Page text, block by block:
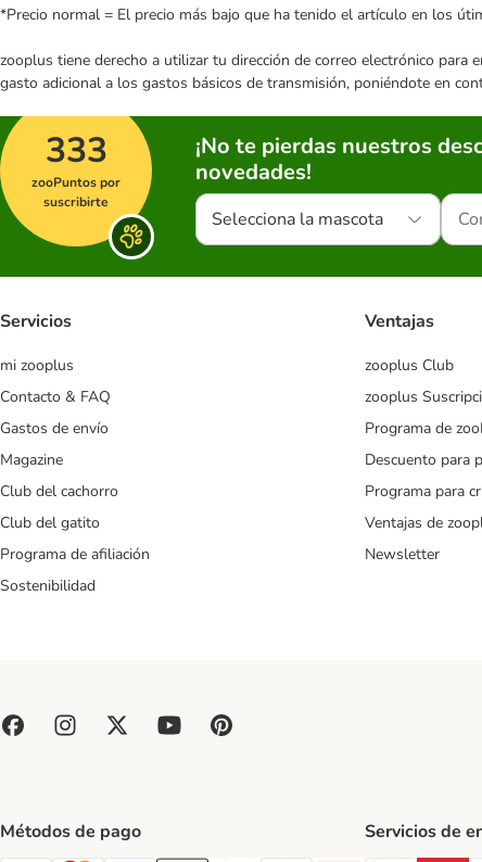
*Precio normal = El precio más bajo que ha tenido el artículo en los
zooplus tiene derecho a utilizar tu dirección de correo electrónico
gasto adicional a los gastos básicos de transmisión, poniéndote en
333
zooPuntos por
suscribirte
¡No te pierdas nuestros
novedades!
Selecciona la mascota
Servicios
mi zooplus
Contacto & FAQ
Gastos de envío
Magazine
Club del cachorro
Club del gatito
Programa de afiliación
Sostenibilidad
Ventajas
zooplus Club
zooplus
Programa de
Descuento para
Programa para
Ventajas de
Newsletter
Métodos de pago Servicios de